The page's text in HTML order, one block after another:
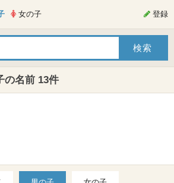
女の子 登録
の名前 13件